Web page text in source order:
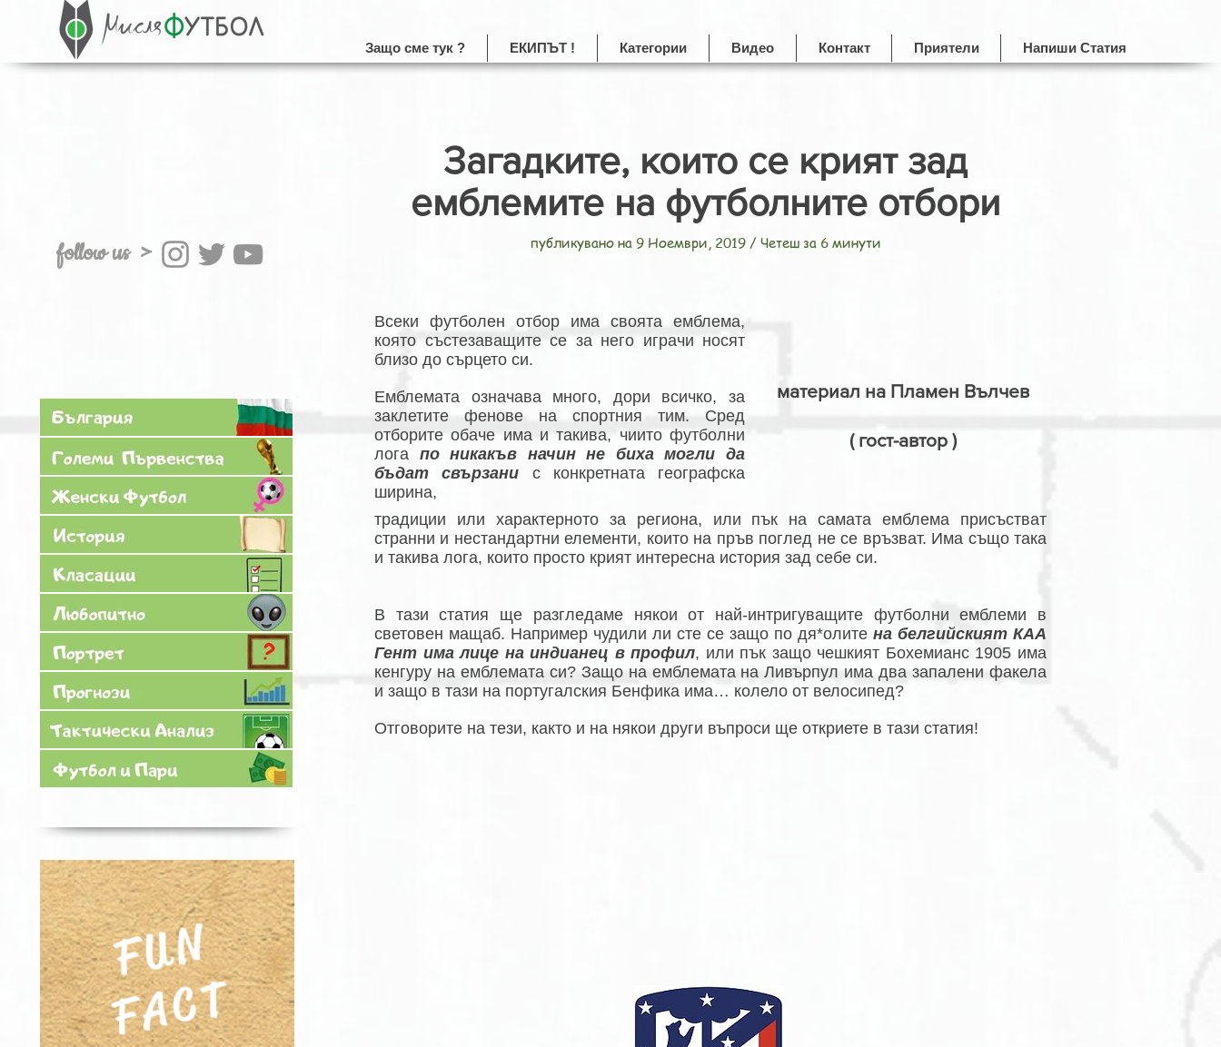
Защо сме тук ? ЕКИПЪТ ! Категории Видео Контакт Приятели Напиши Статия
Загадките, които се крият зад
емблемите на футболните отбори
публикувано на 9 Ноември, 2019 / Четеш за 6 минути
Всеки футболен отбор има своята емблема,
която състезаващите се за него играчи носят
близо до сърцето си.
Емблемата означава много, дори всичко, за
заклетите фенове на спортния тим. Сред
отборите обаче има и такива, чиито футболни
лога по никакъв начин не биха могли да
бъдат свързани с конкретната географска
ширина,
материал на Пламен Вълчев
( гост-автор )
традиции или характерното за региона, или пък на самата емблема присъстват
странни и нестандартни елементи, които на пръв поглед не се връзват. Има също така
и такива лога, които просто крият интересна история зад себе си.
В тази статия ще разгледаме някои от най-интригуващите футболни емблеми в
световен мащаб. Например чудили ли сте се защо по дя*олите на белгийският КАА
Гент има лице на индианец в профил, или пък защо чешкият Бохемианс 1905 има
кенгуру на емблемата си? Защо на емблемата на Ливърпул има два запалени факела
и защо в тази на португалския Бенфика има… колело от велосипед?
Отговорите на тези, както и на някои други въпроси ще откриете в тази статия!
follow us >
FUN
FACT